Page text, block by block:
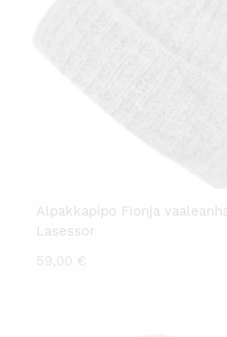
Alpakkapipo Fionja
Lasessor
59,00 €